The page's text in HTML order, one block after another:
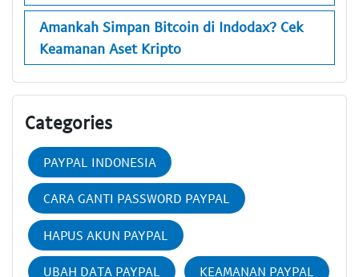
Amankah Simpan Bitcoin di Indodax? Cek
Keamanan Aset Kripto
Categories
PAYPAL INDONESIA
CARA GANTI PASSWORD PAYPAL
HAPUS AKUN PAYPAL
UBAH DATA PAYPAL KEAMANAN PAYPAL